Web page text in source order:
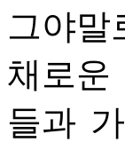
그야말
채로운
들과